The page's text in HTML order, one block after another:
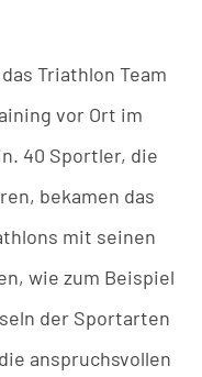
Triathlon Team
vor Ort im
40 Sportler, die
bekamen das
mit seinen
wie zum Beispiel
der Sportarten
anspruchsvollen